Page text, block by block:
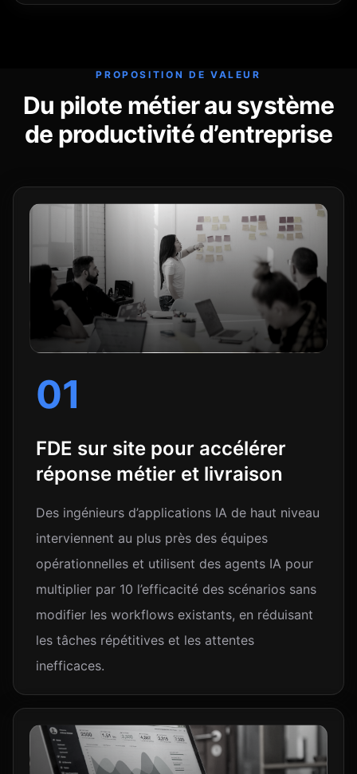
PROPOSITION DE VALEUR
Du pilote métier au système
de productivité d’entreprise
01
FDE sur site pour accélérer
réponse métier et livraison
Des ingénieurs d’applications IA de haut niveau
interviennent au plus près des équipes
opérationnelles et utilisent des agents IA pour
multiplier par 10 l’efficacité des scénarios sans
modifier les workflows existants, en réduisant
les tâches répétitives et les attentes
inefficaces.